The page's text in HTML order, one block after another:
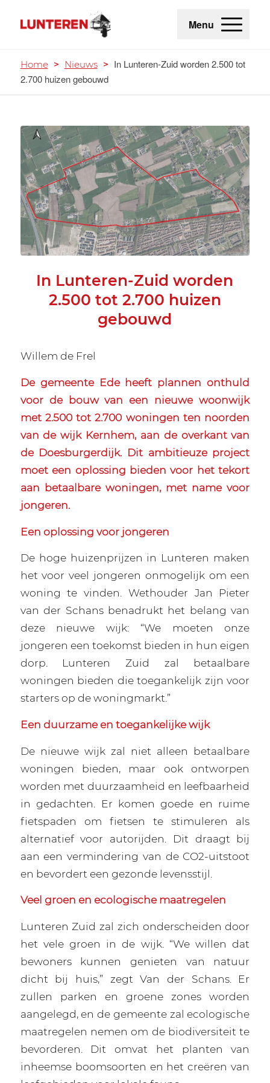
Menu
Home > Nieuws > In Lunteren-Zuid worden 2.500 tot
2.700 huizen gebouwd
In Lunteren-Zuid worden
2.500 tot 2.700 huizen
gebouwd
Willem de Frel
De gemeente Ede heeft plannen onthuld
voor de bouw van een nieuwe woonwijk
met 2.500 tot 2.700 woningen ten noorden
van de wijk Kernhem, aan de overkant van
de Doesburgerdijk. Dit ambitieuze project
moet een oplossing bieden voor het tekort
aan betaalbare woningen, met name voor
jongeren.
Een oplossing voor jongeren
De hoge huizenprijzen in Lunteren maken
het voor veel jongeren onmogelijk om een
woning te vinden. Wethouder Jan Pieter
van der Schans benadrukt het belang van
deze nieuwe wijk: “We moeten onze
jongeren een toekomst bieden in hun eigen
dorp. Lunteren Zuid zal betaalbare
woningen bieden die toegankelijk zijn voor
starters op de woningmarkt.”
Een duurzame en toegankelijke wijk
De nieuwe wijk zal niet alleen betaalbare
woningen bieden, maar ook ontworpen
worden met duurzaamheid en leefbaarheid
in gedachten. Er komen goede en ruime
fietspaden om fietsen te stimuleren als
alternatief voor autorijden. Dit draagt bij
aan een vermindering van de CO2-uitstoot
en bevordert een gezonde levensstijl.
Veel groen en ecologische maatregelen
Lunteren Zuid zal zich onderscheiden door
het vele groen in de wijk. “We willen dat
bewoners kunnen genieten van natuur
dicht bij huis,” zegt Van der Schans. Er
zullen parken en groene zones worden
aangelegd, en de gemeente zal ecologische
maatregelen nemen om de biodiversiteit te
bevorderen. Dit omvat het planten van
inheemse boomsoorten en het creëren van